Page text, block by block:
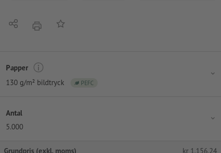
Dela erbjudandePå anteckningslistan
Papper
130 g/m² bildtryck
PEFC
Antal
5.000
Grundpris (exkl. moms) kr 1.156,24